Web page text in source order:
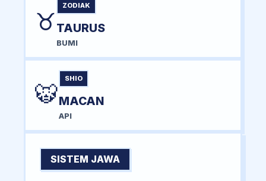
♉
ZODIAK
TAURUS
BUMI
🐯
SHIO
MACAN
API
SISTEM JAWA